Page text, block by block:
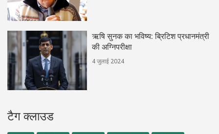
ऋषि सुनक का भविष्य: ब्रिटिश प्रधानमंत्री
की अग्निपरीक्षा
4 जुलाई 2024
टैग क्लाउड